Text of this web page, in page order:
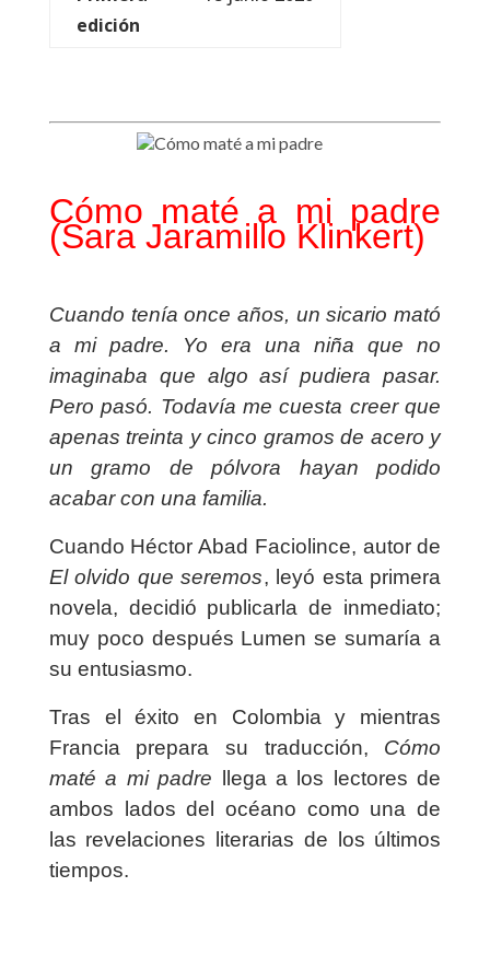
edición
Cómo maté a mi padre
(Sara Jaramillo Klinkert)
Cuando tenía once años, un sicario mató
a mi padre. Yo era una niña que no
imaginaba que algo así pudiera pasar.
Pero pasó. Todavía me cuesta creer que
apenas treinta y cinco gramos de acero y
un gramo de pólvora hayan podido
acabar con una familia.
Cuando Héctor Abad Faciolince, autor de
El olvido que seremos, leyó esta primera
novela, decidió publicarla de inmediato;
muy poco después Lumen se sumaría a
su entusiasmo.
Tras el éxito en Colombia y mientras
Francia prepara su traducción, Cómo
maté a mi padre llega a los lectores de
ambos lados del océano como una de
las revelaciones literarias de los últimos
tiempos.